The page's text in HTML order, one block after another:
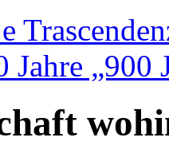
Jahre „900